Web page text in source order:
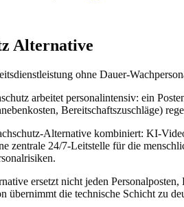
Alternative
ohne Dauer-
arbeitet personalintensiv: ein
Bereitschaftszuschläge)
Alternative kombiniert: KI-
zentrale 24/7-Leitstelle für die
ersetzt nicht jeden
übernimmt die technische Schicht zu